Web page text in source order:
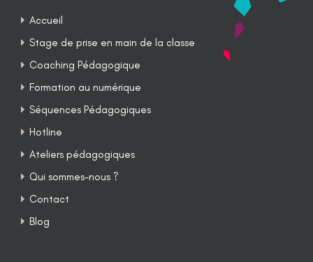
Accueil
Stage de prise en main de la classe
Coaching Pédagogique
Formation au numérique
Séquences Pédagogiques
Hotline
Ateliers pédagogiques
Qui sommes-nous ?
Contact
Blog